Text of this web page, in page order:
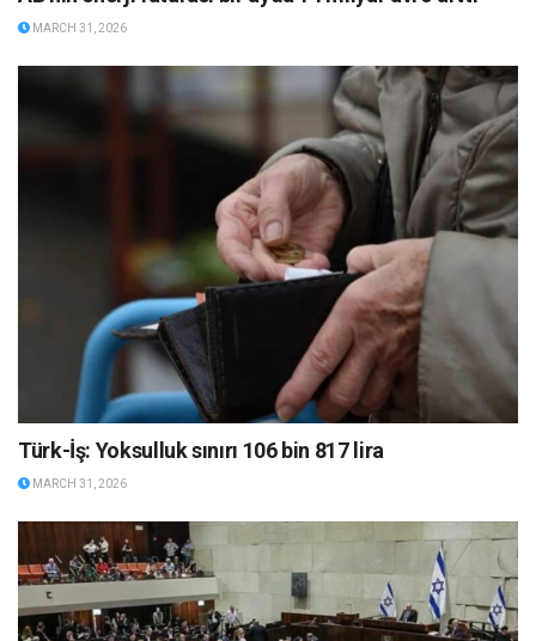
MARCH 31, 2026
Türk-İş: Yoksulluk sınırı 106 bin 817 lira
MARCH 31, 2026